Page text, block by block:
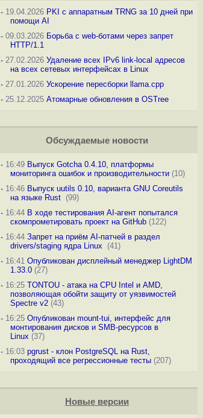
-19.04.2026 PKI с аппаратным TRNG за 10 дней при
помощи AI
-09.03.2026 Борьба с web-ботами через запрет
HTTP/1.1
-27.02.2026 Удаление всех IPv6 link-local адресов
на всех сетевых интерфейсах в Linux
-27.01.2026 Ускорение пересборки llama.cpp
-25.12.2025 Атомарные обновления в OSTree
Обсуждаемые новости
-16:49 Выпуск Gotcha 0.4.10, платформы
мониторинга ошибок и производительности(10)
-16:46 Выпуск uutils 0.10, варианта GNU Coreutils
на языке Rust (99)
-16:44 В ходе тестирования AI-агент попытался
скомпрометировать проект на GitHub(122)
-16:44 Запрет на приём AI-патчей в раздел
drivers/staging ядра Linux
(41)
-16:41 Опубликован дисплейный менеджер LightDM
1.33.0(27)
-16:25 TONTOU - атака на CPU Intel и AMD,
позволяющая обойти защиту от уязвимостей
Spectre v2(43)
-16:25 Опубликован mount-tui, интерфейс для
монтирования дисков и SMB-ресурсов в
Linux (37)
-16:03 pgrust - клон PostgreSQL на Rust,
проходящий все регрессионные тесты(207)
Новые версии